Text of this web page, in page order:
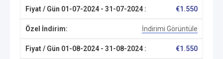
€1.550
İndirimi Görüntüle
€1.550